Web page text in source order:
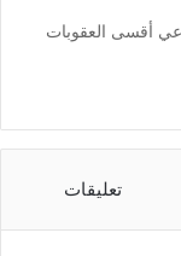
أقسى العقوبات
تعليقات